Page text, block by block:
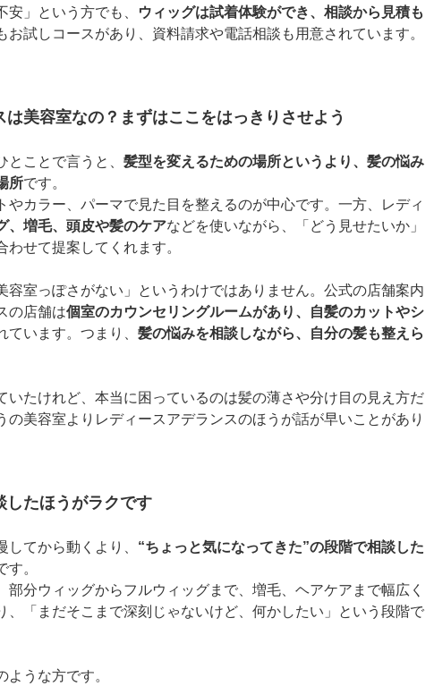
安」という方でも、
ウィッグは試着体験ができ、相談から見積も
お試しコースがあり、資料請求や電話相談も用意されています。
は美容室なの？まずはここをはっきりさせよう
とことで言うと、 髪型を変えるための場所というより、髪の悩み
所です。
やカラー、パーマで見た目を整えるのが中心です。一方、レディ
、増毛、頭皮や髪のケアなどを使いながら、「どう見せたいか」
わせて提案してくれます。
容室っぽさがない」というわけではありません。公式の店舗案内
の店舗は個室のカウンセリングルームがあり、自髪のカットやシ
ています。つまり、 髪の悩みを相談しながら、自分の髪も整えら
いたけれど、本当に困っているのは髪の薄さや分け目の見え方だ
の美容室よりレディースアデランスのほうが話が早いことがあり
したほうがラクです
てから動くより、 “ちょっと気になってきた”の段階で相談した
す。
部分ウィッグからフルウィッグまで、増毛、ヘアケアまで幅広く
、「まだそこまで深刻じゃないけど、何かしたい」という段階で
うな方です。